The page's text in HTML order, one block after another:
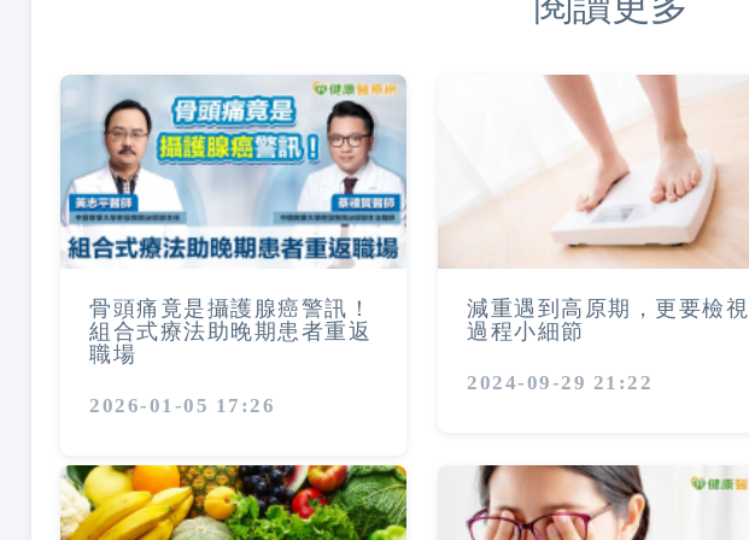
骨頭痛竟是攝護腺癌警訊！
組合式療法助晚期患者重返
職場
2026-01-05 17:26
減重遇到高原期，更要檢視
過程小細節
2024-09-29 21:22